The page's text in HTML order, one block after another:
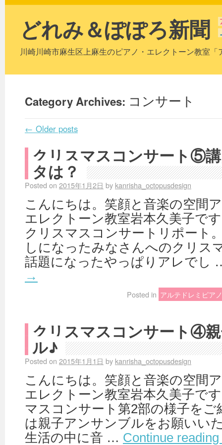
どれみ＆ぽぽろ新聞
川崎川崎市麻生区上麻生のピアノ・エレクトーン教室
Category Archives: コンサート
← Older posts
クリスマスコンサート⑤
タは？
Posted on 2015年1月2日 by kanrisha_octopusdesign
こんにちは。笑顔と音楽の空間
エレクトーン教室岩本久美子で
クリスマスコンサートリポート
しになったみなさんへのクリス
話題になったやっぱりアレでし
→
Posted in アルテドレミピア
クリスマスコンサート④
ル♪
Posted on 2015年1月1日 by kanrisha_octopusdesign
こんにちは。笑顔と音楽の空間
エレクトーン教室岩本久美子で
マスコンサート第2部の様子を
は親子アンサンブルをお願いい
生活の中に音 … Continue reading